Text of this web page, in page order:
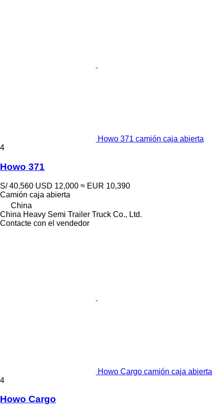
Howo 371 camión caja abierta
4
Howo 371
S/ 40,560 USD 12,000 ≈ EUR 10,390
Camión caja abierta
China
China Heavy Semi Trailer Truck Co., Ltd.
Contacte con el vendedor
Howo Cargo camión caja abierta
4
Howo Cargo